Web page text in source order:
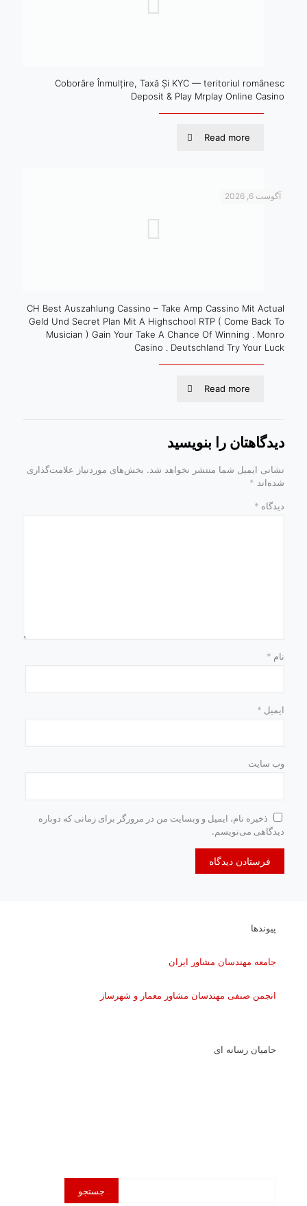
Coborâre Înmulțire, Taxă Și KYC — teritoriul românesc
Deposit & Play Mrplay Online Casino
Read more
آگوست 6, 2026
CH Best Auszahlung Cassino – Take Amp Cassino Mit Actual
Geld Und Secret Plan Mit A Highschool RTP ( Come Back To
Musician ) Gain Your Take A Chance Of Winning . Monro
Casino . Deutschland Try Your Luck
Read more
دیدگاهتان را بنویسید
نشانی ایمیل شما منتشر نخواهد شد. بخش‌های موردنیاز علامت‌گذاری
شده‌اند *
دیدگاه *
نام *
ایمیل *
وب‌ سایت
ذخیره نام، ایمیل و وبسایت من در مرورگر برای زمانی که دوباره
دیدگاهی می‌نویسم.
پیوندها
جامعه مهندسان مشاور ایران
انجمن صنفی مهندسان مشاور معمار و شهرساز
حامیان رسانه ای
جستجو